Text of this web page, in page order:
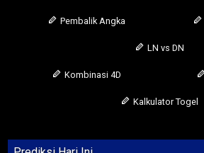
Pembalik Angka
LN vs DN
Kombinasi 4D
Kalkulator Togel